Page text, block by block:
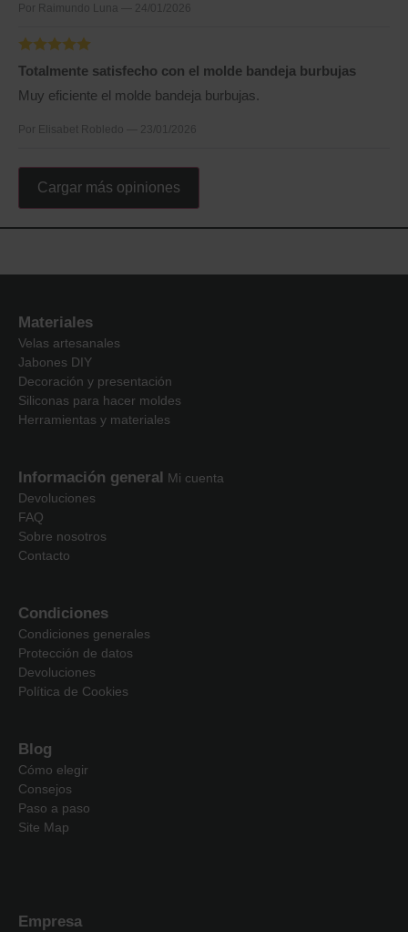
Por Raimundo Luna — 24/01/2026
Totalmente satisfecho con el molde bandeja burbujas
Muy eficiente el molde bandeja burbujas.
Por Elisabet Robledo — 23/01/2026
Cargar más opiniones
Materiales
Velas artesanales
Jabones DIY
Decoración y presentación
Siliconas para hacer moldes
Herramientas y materiales
Información general
Mi cuenta
Devoluciones
FAQ
Sobre nosotros
Contacto
Condiciones
Condiciones generales
Protección de datos
Devoluciones
Política de Cookies
Blog
Cómo elegir
Consejos
Paso a paso
Site Map
Empresa